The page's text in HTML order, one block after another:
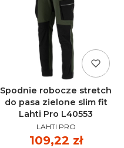
Spodnie robocze stretch
do pasa zielone slim fit
Lahti Pro L40553
PRODUCENT
LAHTI PRO
Cena
109,22 zł